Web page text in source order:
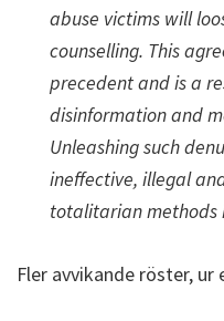
abuse victims will
counselling. This
precedent and is a
disinformation and
Unleashing such
ineffective, illegal
totalitarian methods
Fler avvikande röster,